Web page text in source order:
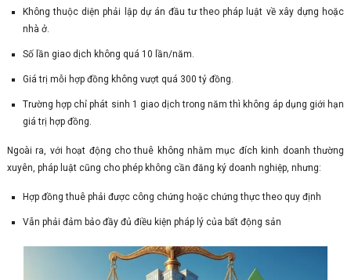
Không thuộc diện phải lập dự án đầu tư theo pháp luật về xây dựng hoặc
nhà ở.
Số lần giao dịch không quá 10 lần/năm.
Giá trị mỗi hợp đồng không vượt quá 300 tỷ đồng.
Trường hợp chỉ phát sinh 1 giao dịch trong năm thì không áp dụng giới hạn
giá trị hợp đồng.
Ngoài ra, với hoạt động cho thuê không nhằm mục đích kinh doanh thường
xuyên, pháp luật cũng cho phép không cần đăng ký doanh nghiệp, nhưng:
Hợp đồng thuê phải được công chứng hoặc chứng thực theo quy định
Vẫn phải đảm bảo đầy đủ điều kiện pháp lý của bất động sản